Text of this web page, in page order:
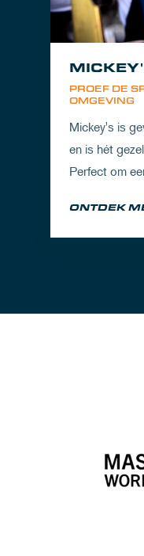
PROEF DE
OMGEVING
Mickey's is
en is hét
Perfect om
na een dag
ONTDEK